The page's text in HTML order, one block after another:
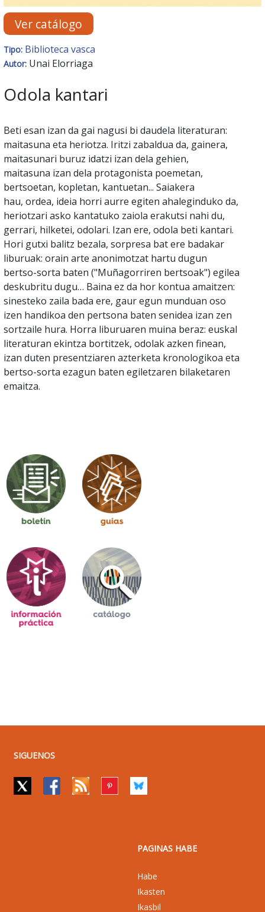
Ver catálogo
Tipo: Biblioteca vasca
Autor: Unai Elorriaga
Odola kantari
Beti esan izan da gai nagusi bi daudela literaturan:
maitasuna eta heriotza. Iritzi zabaldua da, gainera,
maitasunari buruz idatzi izan dela gehien,
maitasuna izan dela protagonista poemetan,
bertsoetan, kopletan, kantuetan... Saiakera
hau, ordea, ideia horri aurre egiten ahaleginduko da,
heriotzari asko kantatuko zaiola erakutsi nahi du,
gerrari, hilketei, odolari. Izan ere, odola beti kantari.
Hori gutxi balitz bezala, sorpresa bat ere badakar
liburuak: orain arte anonimotzat hartu dugun
bertso-sorta baten ("Muñagorriren bertsoak") egilea
deskubritu dugu… Baina ez da hor kontua amaitzen:
sinesteko zaila bada ere, gaur egun munduan oso
izen handikoa den pertsona baten senidea izan zen
sortzaile hura. Horra liburuaren muina beraz: euskal
literaturan ekintza bortitzek, odolak azken finean,
izan duten presentziaren azterketa kronologikoa eta
bertso-sorta ezagun baten egiletzaren bilaketaren
emaitza.
SIGUENOS
PAGINAS HABE
Habe
Ikasten
Ikasbil